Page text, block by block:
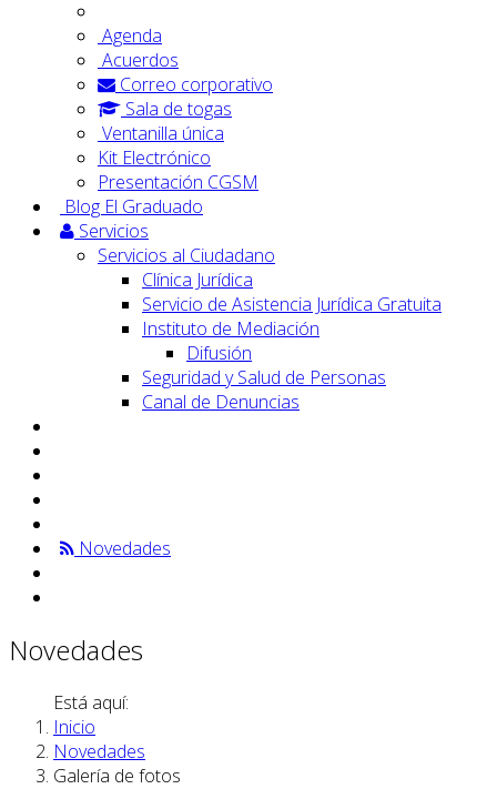
Agenda
Acuerdos
Correo corporativo
Sala de togas
Ventanilla única
Kit Electrónico
Presentación CGSM
Blog El Graduado
Servicios
Servicios al Ciudadano
Clínica Jurídica
Servicio de Asistencia Jurídica Gratuita
Instituto de Mediación
Difusión
Seguridad y Salud de Personas
Canal de Denuncias
Novedades
Novedades
Está aquí:
Inicio
Novedades
Galería de fotos